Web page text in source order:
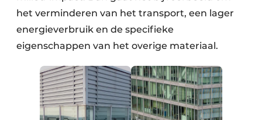
het verminderen van het transport, een lager
energieverbruik en de specifieke
eigenschappen van het overige materiaal.